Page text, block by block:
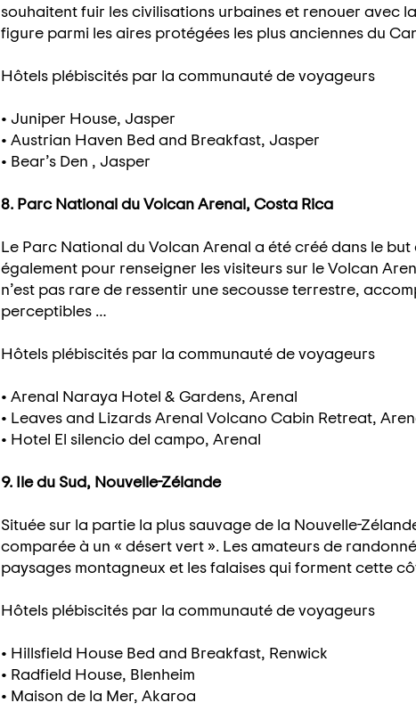
souhaitent fuir les civilisations urbaines et renouer avec
figure parmi les aires protégées les plus anciennes du
Hôtels plébiscités par la communauté de voyageurs
• Juniper House, Jasper
• Austrian Haven Bed and Breakfast, Jasper
• Bear’s Den , Jasper
8. Parc National du Volcan Arenal, Costa Rica
Le Parc National du Volcan Arenal a été créé dans le
également pour renseigner les visiteurs sur le Volcan
n’est pas rare de ressentir une secousse terrestre,
perceptibles …
Hôtels plébiscités par la communauté de voyageurs
• Arenal Naraya Hotel & Gardens, Arenal
• Leaves and Lizards Arenal Volcano Cabin Retreat,
• Hotel El silencio del campo, Arenal
9. Ile du Sud, Nouvelle-Zélande
Située sur la partie la plus sauvage de la Nouvelle-
comparée à un « désert vert ». Les amateurs de
paysages montagneux et les falaises qui forment cette
Hôtels plébiscités par la communauté de voyageurs
• Hillsfield House Bed and Breakfast, Renwick
• Radfield House, Blenheim
• Maison de la Mer, Akaroa